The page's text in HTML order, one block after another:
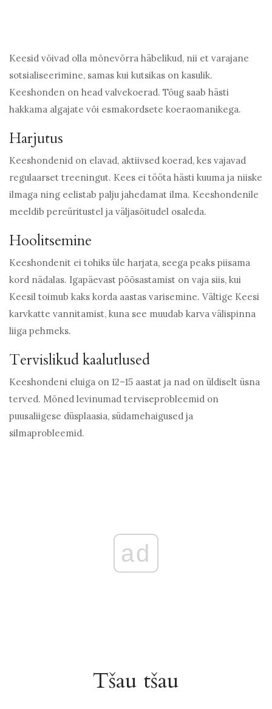
Keesid võivad olla mõnevõrra häbelikud, nii et varajane
sotsialiseerimine, samas kui kutsikas on kasulik.
Keeshonden on head valvekoerad. Tõug saab hästi
hakkama algajate või esmakordsete koeraomanikega.
Harjutus
Keeshondenid on elavad, aktiivsed koerad, kes vajavad
regulaarset treeningut. Kees ei tööta hästi kuuma ja niiske
ilmaga ning eelistab palju jahedamat ilma. Keeshondenile
meeldib pereüritustel ja väljasõitudel osaleda.
Hoolitsemine
Keeshondenit ei tohiks üle harjata, seega peaks piisama
kord nädalas. Igapäevast põõsastamist on vaja siis, kui
Keesil toimub kaks korda aastas varisemine. Vältige Keesi
karvkatte vannitamist, kuna see muudab karva välispinna
liiga pehmeks.
Tervislikud kaalutlused
Keeshondeni eluiga on 12–15 aastat ja nad on üldiselt üsna
terved. Mõned levinumad terviseprobleemid on
puusaliigese düsplaasia, südamehaigused ja
silmaprobleemid.
ad
Tšau tšau